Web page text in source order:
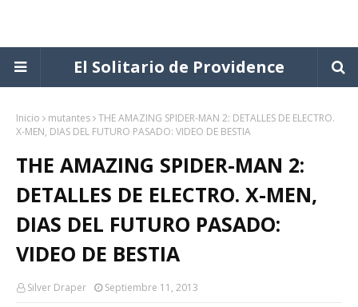
El Solitario de Providence
Inicio mutantes THE AMAZING SPIDER-MAN 2: DETALLES DE ELECTRO.
X-MEN, DIAS DEL FUTURO PASADO: VIDEO DE BESTIA
THE AMAZING SPIDER-MAN 2:
DETALLES DE ELECTRO. X-MEN,
DIAS DEL FUTURO PASADO:
VIDEO DE BESTIA
Silver Draper Septiembre 11, 2013